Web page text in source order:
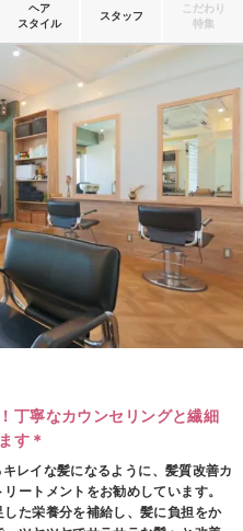
ヘア
スタイル
スタッフ
こだわり
特集
丁寧なカウンセリングと繊細
す＊
レイな髪になるように、髪質改善カ
ートメントをお勧めしています。
た栄養分を補給し、髪に負担をか